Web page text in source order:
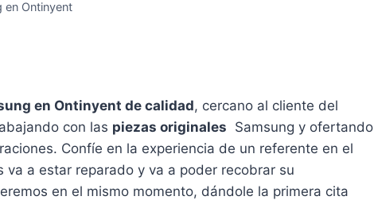
en Ontinyent
en Ontinyent de calidad, cercano al cliente del
con las piezas originales Samsung y ofertando
Confíe en la experiencia de un referente en el
va a estar reparado y va a poder recobrar su
en el mismo momento, dándole la primera cita